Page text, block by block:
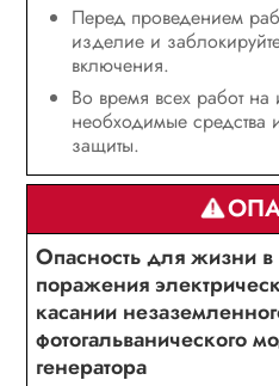
Перед проведением
изделие и
включения.
Во время всех работ
необходимые средства
защиты.
Опасность для жизни в
поражения
касании
фотогальванического
генератора